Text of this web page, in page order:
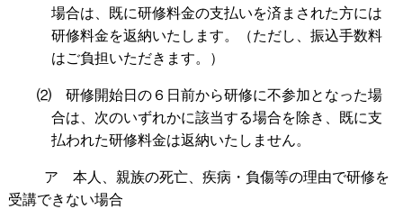
場合は、既に研修料金の支払いを済まされた方には
研修料金を返納いたします。（ただし、振込手数料
はご負担いただきます。）
⑵ 研修開始日の６日前から研修に不参加となった場
合は、次のいずれかに該当する場合を除き、既に支
払われた研修料金は返納いたしません。
ア 本人、親族の死亡、疾病・負傷等の理由で研修を
受講できない場合